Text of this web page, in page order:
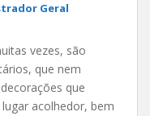
Geral
vezes, são
que nem
que
acolhedor, bem